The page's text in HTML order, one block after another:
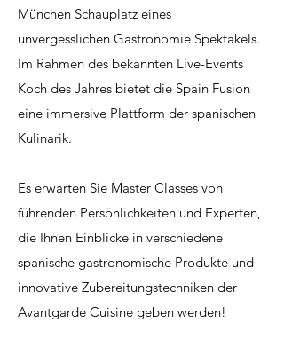
München Schauplatz eines
unvergesslichen Gastronomie Spektakels.
Im Rahmen des bekannten Live-Events
Koch des Jahres bietet die Spain Fusion
eine immersive Plattform der spanischen
Kulinarik.
Es erwarten Sie Master Classes von
führenden Persönlichkeiten und Experten,
die Ihnen Einblicke in verschiedene
spanische gastronomische Produkte und
innovative Zubereitungstechniken der
Avantgarde Cuisine geben werden!